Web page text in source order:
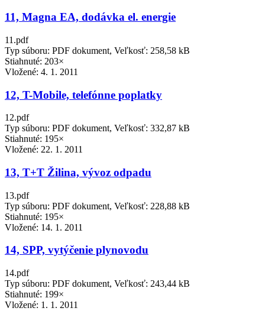
11, Magna EA, dodávka el. energie
11.pdf
Typ súboru: PDF dokument, Veľkosť: 258,58 kB
Stiahnuté: 203×
Vložené: 4. 1. 2011
12, T-Mobile, telefónne poplatky
12.pdf
Typ súboru: PDF dokument, Veľkosť: 332,87 kB
Stiahnuté: 195×
Vložené: 22. 1. 2011
13, T+T Žilina, vývoz odpadu
13.pdf
Typ súboru: PDF dokument, Veľkosť: 228,88 kB
Stiahnuté: 195×
Vložené: 14. 1. 2011
14, SPP, vytýčenie plynovodu
14.pdf
Typ súboru: PDF dokument, Veľkosť: 243,44 kB
Stiahnuté: 199×
Vložené: 1. 1. 2011